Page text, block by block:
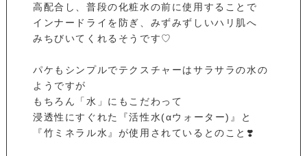
高配合し、普段の化粧水の前に使用することで
インナードライを防ぎ、みずみずしいハリ肌へ
みちびいてくれるそうです♡
パケもシンプルでテクスチャーはサラサラの水の
ようですが
もちろん「水」にもこだわって
浸透性にすぐれた『活性水(αウォーター)』と
『竹ミネラル水』が使用されているとのこと❣️